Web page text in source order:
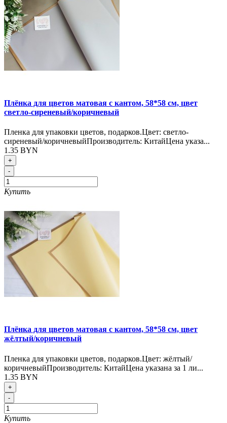
Плёнка для цветов матовая с кантом, 58*58 см, цвет
светло-сиреневый/коричневый
Пленка для упаковки цветов, подарков.Цвет: светло-
сиреневый/коричневыйПроизводитель: КитайЦена указа...
1.35 BYN
+
-
Купить
Плёнка для цветов матовая с кантом, 58*58 см, цвет
жёлтый/коричневый
Пленка для упаковки цветов, подарков.Цвет: жёлтый/
коричневыйПроизводитель: КитайЦена указана за 1 ли...
1.35 BYN
+
-
Купить